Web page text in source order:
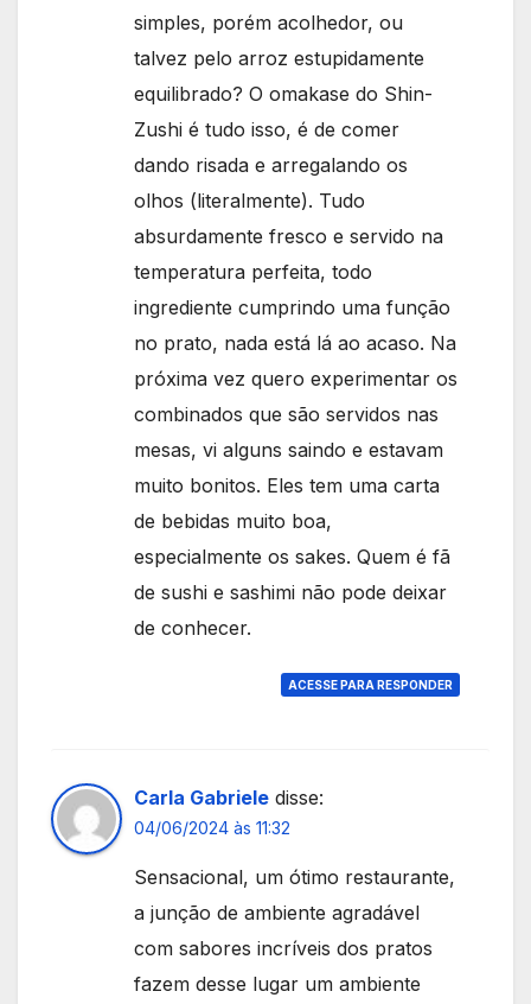
simples, porém acolhedor, ou
talvez pelo arroz estupidamente
equilibrado? O omakase do Shin-
Zushi é tudo isso, é de comer
dando risada e arregalando os
olhos (literalmente). Tudo
absurdamente fresco e servido na
temperatura perfeita, todo
ingrediente cumprindo uma função
no prato, nada está lá ao acaso. Na
próxima vez quero experimentar os
combinados que são servidos nas
mesas, vi alguns saindo e estavam
muito bonitos. Eles tem uma carta
de bebidas muito boa,
especialmente os sakes. Quem é fã
de sushi e sashimi não pode deixar
de conhecer.
ACESSE PARA RESPONDER
Carla Gabriele disse:
04/06/2024 às 11:32
Sensacional, um ótimo restaurante,
a junção de ambiente agradável
com sabores incríveis dos pratos
fazem desse lugar um ambiente